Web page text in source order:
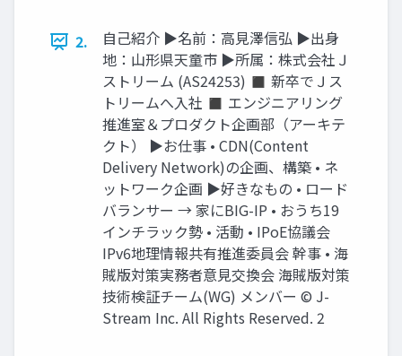
2.
自己紹介 ▶名前：高見澤信弘 ▶出身
地：山形県天童市 ▶所属：株式会社Ｊ
ストリーム (AS24253) ◼ 新卒でＪス
トリームへ入社 ◼ エンジニアリング
推進室＆プロダクト企画部（アーキテ
クト） ▶お仕事 • CDN(Content
Delivery Network)の企画、構築 • ネ
ットワーク企画 ▶好きなもの • ロード
バランサー → 家にBIG-IP • おうち19
インチラック勢 • 活動 • IPoE協議会
IPv6地理情報共有推進委員会 幹事 • 海
賊版対策実務者意見交換会 海賊版対策
技術検証チーム(WG) メンバー © J-
Stream Inc. All Rights Reserved. 2